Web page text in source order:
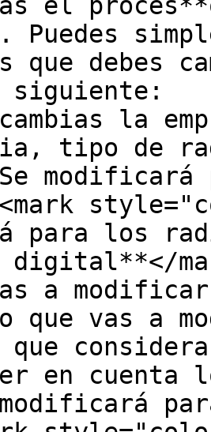
Puedes
que debes
siguiente:
tipo de
para los
digital**</
a
que vas a
que
en cuenta